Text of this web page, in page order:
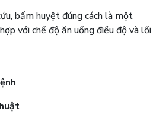
bấm huyệt đúng cách là một
với chế độ ăn uống điều độ và lối